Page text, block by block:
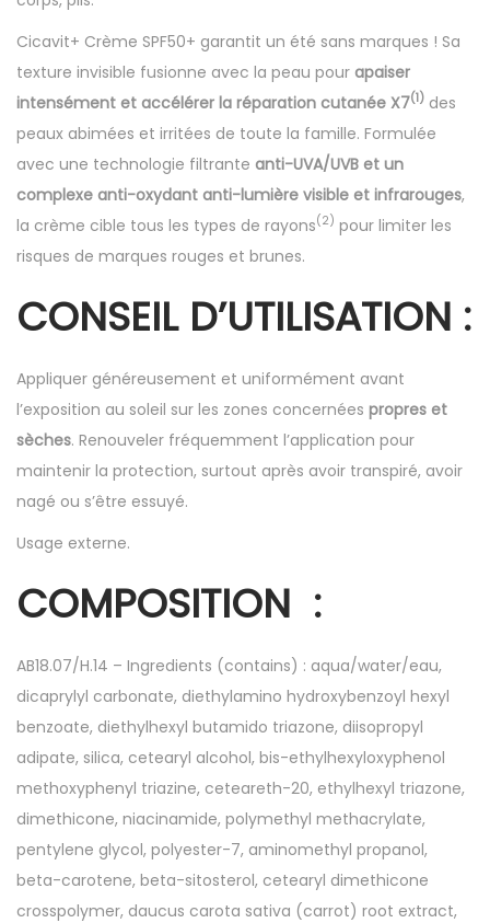
Cicavit+ Crème SPF50+ garantit un été sans marques ! Sa
texture invisible fusionne avec la peau pour apaiser
intensément et accélérer la réparation cutanée X7(1) des
peaux abimées et irritées de toute la famille. Formulée
avec une technologie filtrante anti-UVA/UVB et un
complexe anti-oxydant anti-lumière visible et infrarouges,
la crème cible tous les types de rayons(2) pour limiter les
risques de marques rouges et brunes.
CONSEIL D’UTILISATION :
Appliquer généreusement et uniformément avant
l’exposition au soleil sur les zones concernées propres et
sèches. Renouveler fréquemment l’application pour
maintenir la protection, surtout après avoir transpiré, avoir
nagé ou s’être essuyé.
Usage externe.
COMPOSITION :
AB18.07/H.14 – Ingredients (contains) : aqua/water/eau,
dicaprylyl carbonate, diethylamino hydroxybenzoyl hexyl
benzoate, diethylhexyl butamido triazone, diisopropyl
adipate, silica, cetearyl alcohol, bis-ethylhexyloxyphenol
methoxyphenyl triazine, ceteareth-20, ethylhexyl triazone,
dimethicone, niacinamide, polymethyl methacrylate,
pentylene glycol, polyester-7, aminomethyl propanol,
beta-carotene, beta-sitosterol, cetearyl dimethicone
crosspolymer, daucus carota sativa (carrot) root extract,